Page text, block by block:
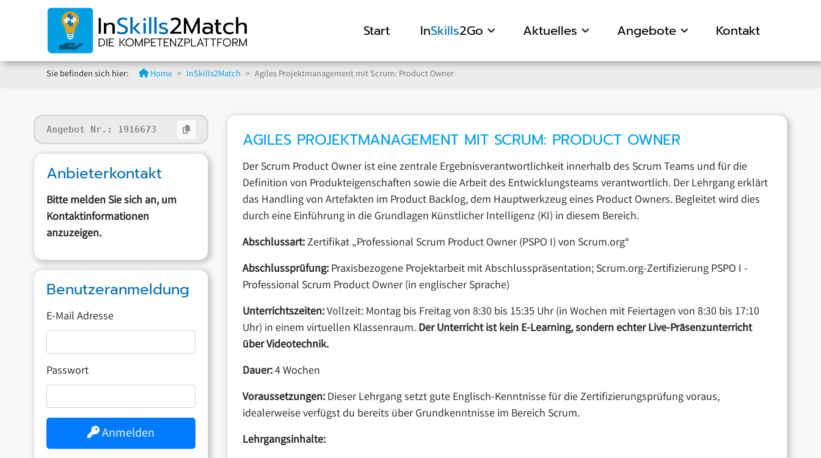
Start InSkills2Go Aktuelles Angebote Kontakt
Sie befinden sich hier: Home InSkills2Match Agiles Projektmanagement mit Scrum: Product Owner
Angebot Nr.: 1916673
Anbieterkontakt
Bitte melden Sie sich an, um
Kontaktinformationen
anzuzeigen.
Benutzeranmeldung
E-Mail Adresse
Passwort
Anmelden
AGILES PROJEKTMANAGEMENT MIT SCRUM: PRODUCT OWNER
Der Scrum Product Owner ist eine zentrale Ergebnisverantwortlichkeit innerhalb des Scrum Teams und für die
Definition von Produkteigenschaften sowie die Arbeit des Entwicklungsteams verantwortlich. Der Lehrgang erklärt
das Handling von Artefakten im Product Backlog, dem Hauptwerkzeug eines Product Owners. Begleitet wird dies
durch eine Einführung in die Grundlagen Künstlicher Intelligenz (KI) in diesem Bereich.
Abschlussart:Zertifikat „Professional Scrum Product Owner (PSPO I) von Scrum.org“
Abschlussprüfung:Praxisbezogene Projektarbeit mit Abschlusspräsentation; Scrum.org-Zertifizierung PSPO I -
Professional Scrum Product Owner (in englischer Sprache)
Unterrichtszeiten:Vollzeit: Montag bis Freitag von 8:30 bis 15:35 Uhr (in Wochen mit Feiertagen von 8:30 bis 17:10
Uhr) in einem virtuellen Klassenraum.Der Unterricht ist kein E-Learning, sondern echter Live-Präsenzunterricht
über Videotechnik.
Dauer:4 Wochen
Voraussetzungen:Dieser Lehrgang setzt gute Englisch-Kenntnisse für die Zertifizierungsprüfung voraus,
idealerweise verfügst du bereits über Grundkenntnisse im Bereich Scrum.
Lehrgangsinhalte: